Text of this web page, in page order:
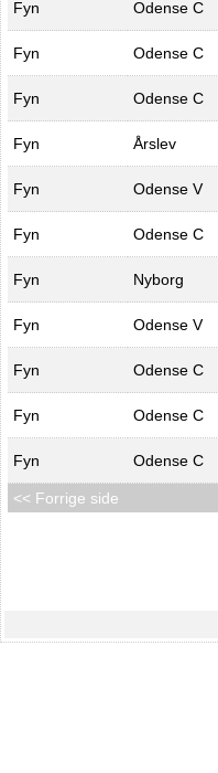
Fyn Odense C
Fyn Odense C
Fyn Odense C
Fyn Årslev
Fyn Odense V
Fyn Odense C
Fyn Nyborg
Fyn Odense V
Fyn Odense C
Fyn Odense C
Fyn Odense C
<< Forrige side